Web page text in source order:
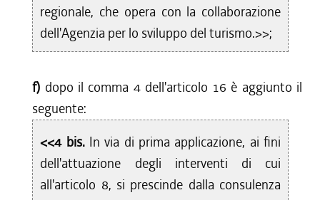
regionale, che opera con la collaborazione
dell'Agenzia per lo sviluppo del turismo.>>;
f) dopo il comma 4 dell'articolo 16 è aggiunto il
seguente:
<<4 bis. In via di prima applicazione, ai fini
dell'attuazione degli interventi di cui
all'articolo 8, si prescinde dalla consulenza